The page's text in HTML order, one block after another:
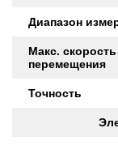
Диапазон
Макс. скорость
перемещения
Точность